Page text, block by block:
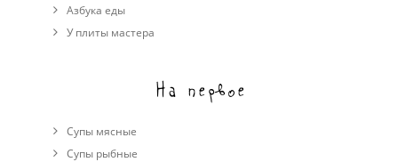
Азбука еды
У плиты мастера
На первое
Супы мясные
Супы рыбные